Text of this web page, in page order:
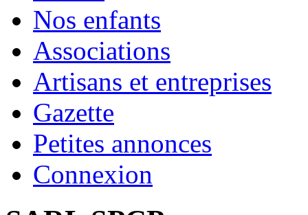
Nos enfants
Associations
Artisans et entreprises
Gazette
Petites annonces
Connexion